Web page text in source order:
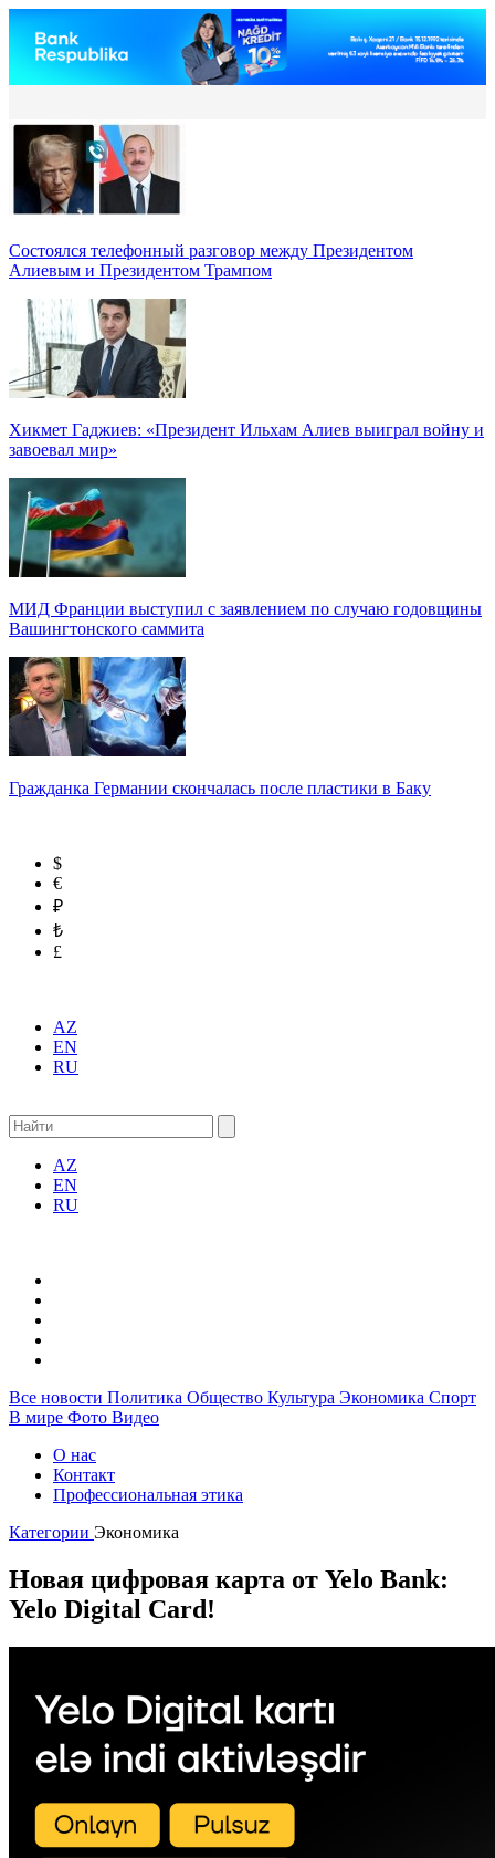
Состоялся телефонный разговор между Президентом
Алиевым и Президентом Трампом
Хикмет Гаджиев: «Президент Ильхам Алиев выиграл войну и
завоевал мир»
МИД Франции выступил с заявлением по случаю годовщины
Вашингтонского саммита
Гражданка Германии скончалась после пластики в Баку
$
€
₽
₺
£
AZ
EN
RU
AZ
EN
RU
Все новости Политика Общество Культура Экономика Спорт
В мире Фото Видео
О нас
Контакт
Профессиональная этика
Категории Экономика
Новая цифровая карта от Yelo Bank:
Yelo Digital Card!